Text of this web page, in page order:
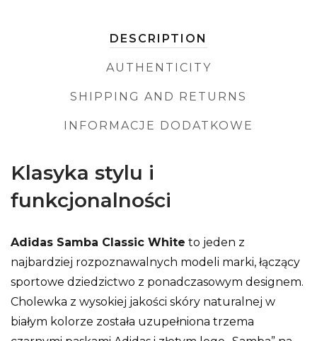
DESCRIPTION
AUTHENTICITY
SHIPPING AND RETURNS
INFORMACJE DODATKOWE
Klasyka stylu i
funkcjonalności
Adidas Samba Classic White to jeden z
najbardziej rozpoznawalnych modeli marki, łączący
sportowe dziedzictwo z ponadczasowym designem.
Cholewka z wysokiej jakości skóry naturalnej w
białym kolorze została uzupełniona trzema